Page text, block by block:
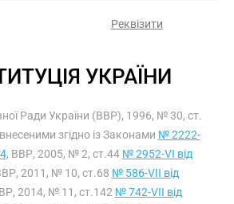
Реквізити
УКРАЇНИ
Ради України (ВВР), 1996, № 30, ст.
згідно із Законами № 2222-
, ВВР, 2005, № 2, ст.44 № 2952-VI від
2011, № 10, ст.68 № 586-VII від
2014, № 11, ст.142 № 742-VII від